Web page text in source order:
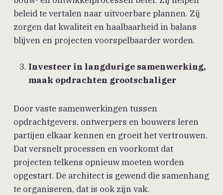
beleid te vertalen naar uitvoerbare plannen. Zij
zorgen dat kwaliteit en haalbaarheid in balans
blijven en projecten voorspelbaarder worden.
Investeer in langdurige samenwerking,
maak opdrachten grootschaliger
Door vaste samenwerkingen tussen
opdrachtgevers, ontwerpers en bouwers leren
partijen elkaar kennen en groeit het vertrouwen.
Dat versnelt processen en voorkomt dat
projecten telkens opnieuw moeten worden
opgestart. De architect is gewend die samenhang
te organiseren, dat is ook zijn vak.